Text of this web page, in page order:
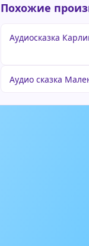
Похожие
Аудиосказка
Аудио сказка